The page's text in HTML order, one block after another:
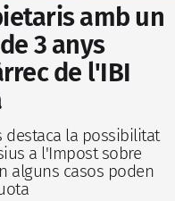
amb un
3 anys
de l'IBI
destaca la possibilitat
a l'Impost sobre
alguns casos poden